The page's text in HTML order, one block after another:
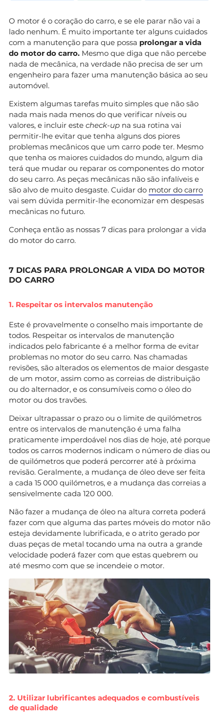
O motor é o coração do carro, e se ele parar não vai a
lado nenhum. É muito importante ter alguns cuidados
com a manutenção para que possa prolongar a vida
do motor do carro. Mesmo que diga que não percebe
nada de mecânica, na verdade não precisa de ser um
engenheiro para fazer uma manutenção básica ao seu
automóvel.
Existem algumas tarefas muito simples que não são
nada mais nada menos do que verificar níveis ou
valores, e incluir este check-up na sua rotina vai
permitir-lhe evitar que tenha alguns dos piores
problemas mecânicos que um carro pode ter. Mesmo
que tenha os maiores cuidados do mundo, algum dia
terá que mudar ou reparar os componentes do motor
do seu carro. As peças mecânicas não são infalíveis e
são alvo de muito desgaste. Cuidar do motor do carro
vai sem dúvida permitir-lhe economizar em despesas
mecânicas no futuro.
Conheça então as nossas 7 dicas para prolongar a vida
do motor do carro.
7 DICAS PARA PROLONGAR A VIDA DO MOTOR
DO CARRO
1. Respeitar os intervalos manutenção
Este é provavelmente o conselho mais importante de
todos. Respeitar os intervalos de manutenção
indicados pelo fabricante é a melhor forma de evitar
problemas no motor do seu carro. Nas chamadas
revisões, são alterados os elementos de maior desgaste
de um motor, assim como as correias de distribuição
ou do alternador, e os consumíveis como o óleo do
motor ou dos travões.
Deixar ultrapassar o prazo ou o limite de quilómetros
entre os intervalos de manutenção é uma falha
praticamente imperdoável nos dias de hoje, até porque
todos os carros modernos indicam o número de dias ou
de quilómetros que poderá percorrer até à próxima
revisão. Geralmente, a mudança de óleo deve ser feita
a cada 15 000 quilómetros, e a mudança das correias a
sensivelmente cada 120 000.
Não fazer a mudança de óleo na altura correta poderá
fazer com que alguma das partes móveis do motor não
esteja devidamente lubrificada, e o atrito gerado por
duas peças de metal tocando uma na outra a grande
velocidade poderá fazer com que estas quebrem ou
até mesmo com que se incendeie o motor.
2. Utilizar lubrificantes adequados e combustíveis
de qualidade